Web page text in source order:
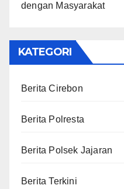
dengan Masyarakat
KATEGORI
Berita Cirebon
Berita Polresta
Berita Polsek Jajaran
Berita Terkini